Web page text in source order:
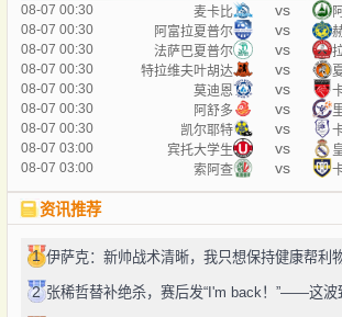
08-07 00:30 麦卡比 vs
08-07 00:30
阿富拉夏普尔 vs
08-07 00:30
法萨巴夏普尔 vs
08-07 00:30
特拉维夫叶胡达 vs
08-07 00:30
莫迪恩 vs
08-07 00:30
阿舒多 vs
08-07 00:30
凯尔耶特 vs
08-07 03:00
宾托大学生 vs
08-07 03:00
索阿查 vs
资讯推荐
1 伊萨克：新帅战术清晰，我只想保持健康帮利
2 张稀哲替补绝杀，赛后发“I'm back！”——这波